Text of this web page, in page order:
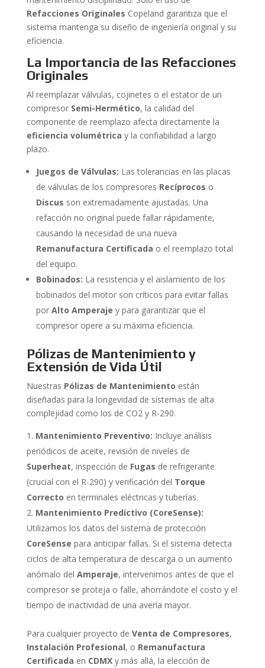
Refacciones Originales Copeland garantiza que el
sistema mantenga su diseño de ingeniería original y su
eficiencia.
La Importancia de las Refacciones
Originales
Al reemplazar válvulas, cojinetes o el estator de un
compresor Semi-Hermético, la calidad del
componente de reemplazo afecta directamente la
eficiencia volumétrica y la confiabilidad a largo
plazo.
Juegos de Válvulas: Las tolerancias en las placas
de válvulas de los compresores Recíprocos o
Discus son extremadamente ajustadas. Una
refacción no original puede fallar rápidamente,
causando la necesidad de una nueva
Remanufactura Certificada o el reemplazo total
del equipo.
Bobinados: La resistencia y el aislamiento de los
bobinados del motor son críticos para evitar fallas
por Alto Amperaje y para garantizar que el
compresor opere a su máxima eficiencia.
Pólizas de Mantenimiento y
Extensión de Vida Útil
Nuestras Pólizas de Mantenimiento están
diseñadas para la longevidad de sistemas de alta
complejidad como los de CO2 y R-290.
Mantenimiento Preventivo: Incluye análisis
periódicos de aceite, revisión de niveles de
Superheat, inspección de Fugas de refrigerante
(crucial con el R-290) y verificación del Torque
Correcto en terminales eléctricas y tuberías.
Mantenimiento Predictivo (CoreSense):
Utilizamos los datos del sistema de protección
CoreSense para anticipar fallas. Si el sistema detecta
ciclos de alta temperatura de descarga o un aumento
anómalo del Amperaje, intervenimos antes de que el
compresor se proteja o falle, ahorrándote el costo y el
tiempo de inactividad de una avería mayor.
Para cualquier proyecto de Venta de Compresores,
Instalación Profesional, o Remanufactura
Certificada en CDMXy más allá, la elección de